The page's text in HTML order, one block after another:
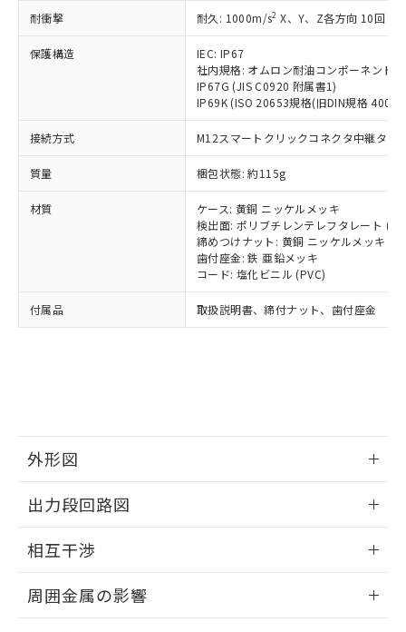
耐衝撃 耐久: 1000m/s2 X、Y、Z各方向 10回
保護構造
IEC: IP67
社内規格: オムロン耐油コンポーネント
IP67G (JIS C0920 附属書1)
IP69K (ISO 20653規格(旧DIN規格
接続方式 M12スマートクリックコネクタ中継タイ
質量 梱包状態: 約115g
材質
ケース: 黄銅 ニッケルメッキ
検出面: ポリブチレンテレフタレート
締めつけナット: 黄銅 ニッケルメッキ
歯付座金: 鉄 亜鉛メッキ
コード: 塩化ビニル (PVC)
付属品 取扱説明書、締付ナット、歯付座金
外形図
外形図
出力段回路図
出力段回路図
相互干渉
相互干渉
周囲金属の影響
タに基づき作成されるものであり、閲
覧された時点での実際の在庫および標
準価格とは異なる場合があることをご
了承ください。
正式な納期状況および標準価格はお客
様のお取引先、またはお客様担当のオ
ムロン制御機器販売店・当社販売員に
ご相談ください。
オムロン制御機器販売店や当社販売拠
販売ネットワーク
」をご確認
在庫状況および標準価格結果を当社の
事前の承諾なく第三者に漏洩または開
示しないようお願いします。
マイパーツ機能（部品リスト作成サー
ビス）をご利用いただくには、I-Web
メンバーズにご登録されている必要が
引・商談に必要な範囲で利用すること
※当社の共同利用者とは、"個人情報
の共同利用に関して"
用者の範囲」に記載されている法人を
鉛(Pb) 1000ppm以下、 水銀(Hg) 1000ppm以下、 カド
ミウム(Cd) 100ppm以下、
六価クロム(Cr(Ⅵ)) 1000ppm以下、ポリ臭化ビフェニル
類(PBB) 1000ppm以下、ポリ臭化ジフェニルエーテル類
(PBDE) 1000ppm以下、フタル酸ビス(2-エチルヘキシ
ル) (DEHP)(別名：DOP) 1000ppm以下、フタル酸ブチ
ルベンジル（BBP） 1000ppm以下、フタル酸ジブチル
（DBP） 1000ppm以下、フタル酸ジイソブチル
(DIBP) 1000ppm以下
但し、RoHS指令で産業用監視および制御機器に対する
フタル酸エステル類の４物質については閾値を超える意
部品在庫の切り替え状況などにより、予定
月が前後することがあります。
とができます。
EU RoHS指令（10物質）の非含有証明書
※本証明書は発行日時点で非含有を証明す
るもので、過去に遡って非含有を証明する
ものではありません。
物質の対応では、対応完了までの期間は出
荷製品に未対応品が混在することから備考
欄に対応日を記載しておりました。
*中国RoHS10物質の基準値 (GB/T26572)：
Pb(鉛) :1000ppm、 Hg(水銀) : 1000ppm、 Cd(カドミウ
ム) : 100ppm、
Cr(Ⅵ)(六価クロム) : 1000ppm、 PBBs(ポリ臭化ビフェ
ニル類) : 1000ppm、 PBDEs(ポリ臭化ジフェニルエーテ
DBP(フタル酸ジブチル) : 1000ppm、 DIBP(フタル酸ジ
イソブチル) : 1000ppm、 BBP(フタル酸ブチルベンジ
ル) : 1000ppm、
※2 環境保護使用期限
「ｅ」：有害物質（10物質）のすべてが基
準値以下であることを示します。
「10」：通常の使用状況下において有害物
質が外部に漏えいし、環境に深刻な影響を
及ぼさない年数を意味します。
または国外への提供する場合は、日本
国政府の輸出許可(または役務取引許
可)を取得するなどの必要な手続きを
当社は規制貨物を破棄する場合は、完
全に破砕するなど、違法に輸出されな
当社は貴社製品を、核兵器、ミサイ
ル、化学兵器、生物兵器またはその他
武器並びにこれらの製造装置等に一切
使用いたしません。
当社は、貴社製品を第三者に販売する
場合は、上記1、2および3の内容を当
該第三者に通知します。また当社は、
販売先および販売に係わる関係者が違
法に輸出するおそれがある場合は、取
り引きをいたしません。
合意する キャンセル
一定数以上の在庫あり
一定数には満たないが在庫あり
在庫なし(最新の在庫状況につ
いては、お客様のお取引先、ま
たはお客様担当のオムロン制御
機器販売店・当社販売員にご確
認ください)
受注生産機種、また在庫状況の
情報を公開していない機種